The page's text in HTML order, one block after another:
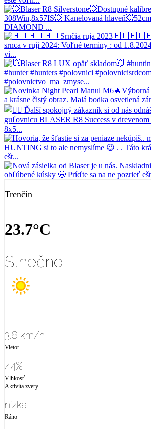
Trenčín
23.7°C
Slnečno
3.6 km/h
Vietor
44%
Vlhkosť
Aktivita zvery
nízka
Ráno